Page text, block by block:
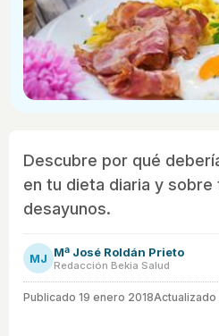
Descubre por qué
en tu dieta diaria y sobre
desayunos.
MJ Mª José Roldán Prieto
Redacción Bekia Salud
Publicado 19 enero 2018